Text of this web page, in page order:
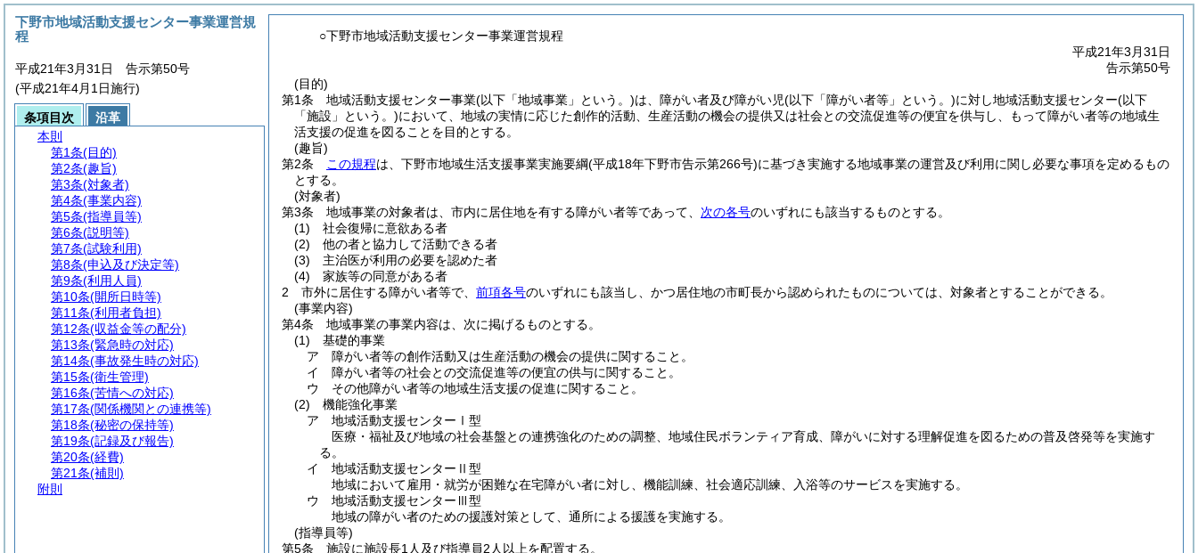
○下野市地域活動支援センター事業運営規程
平成21年3月31日
告示第50号
(目的)
第1条
地域活動支援センター事業(以下「地域事業」という。)は、障がい者及び障がい児(以下「障がい者等」という。)に対し地域活動支援センター(以下
「施設」という。)において、地域の実情に応じた創作的活動、生産活動の機会の提供又は社会との交流促進等の便宜を供与し、もって障がい者等の地域生
活支援の促進を図ることを目的とする。
(趣旨)
第2条
この規程は、下野市地域生活支援事業実施要綱(平成18年下野市告示第266号)に基づき実施する地域事業の運営及び利用に関し必要な事項を定めるもの
とする。
(対象者)
第3条
地域事業の対象者は、市内に居住地を有する障がい者等であって、 次の各号のいずれにも該当するものとする。
(1)
社会復帰に意欲ある者
(2)
他の者と協力して活動できる者
(3)
主治医が利用の必要を認めた者
(4)
家族等の同意がある者
2
市外に居住する障がい者等で、 前項各号のいずれにも該当し、かつ居住地の市町長から認められたものについては、対象者とすることができる。
(事業内容)
第4条
地域事業の事業内容は、次に掲げるものとする。
(1)
基礎的事業
ア
障がい者等の創作活動又は生産活動の機会の提供に関すること。
イ
障がい者等の社会との交流促進等の便宜の供与に関すること。
ウ
その他障がい者等の地域生活支援の促進に関すること。
(2)
機能強化事業
ア
地域活動支援センターⅠ型
医療・福祉及び地域の社会基盤との連携強化のための調整、地域住民ボランティア育成、障がいに対する理解促進を図るための普及啓発等を実施す
る。
イ
地域活動支援センターⅡ型
地域において雇用・就労が困難な在宅障がい者に対し、機能訓練、社会適応訓練、入浴等のサービスを実施する。
ウ
地域活動支援センターⅢ型
地域の障がい者のための援護対策として、通所による援護を実施する。
(指導員等)
第5条
施設に施設長1人及び指導員2人以上を配置する。
下野市地域活動支援センター事業運営規
程
平成21年3月31日 告示第50号
(平成21年4月1日施行)
条項目次
沿革
本則
第1条(目的)
第2条(趣旨)
第3条(対象者)
第4条(事業内容)
第5条(指導員等)
第6条(説明等)
第7条(試験利用)
第8条(申込及び決定等)
第9条(利用人員)
第10条(開所日時等)
第11条(利用者負担)
第12条(収益金等の配分)
第13条(緊急時の対応)
第14条(事故発生時の対応)
第15条(衛生管理)
第16条(苦情への対応)
第17条(関係機関との連携等)
第18条(秘密の保持等)
第19条(記録及び報告)
第20条(経費)
第21条(補則)
附則